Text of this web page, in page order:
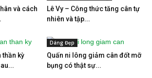
và cách
Lê Vy – Công thức tăng cân tự
nhiên và tập...
thần kỳ
Dáng Đẹp
Quấn ni lông giảm cân đốt mỡ
bụng có thật sự...